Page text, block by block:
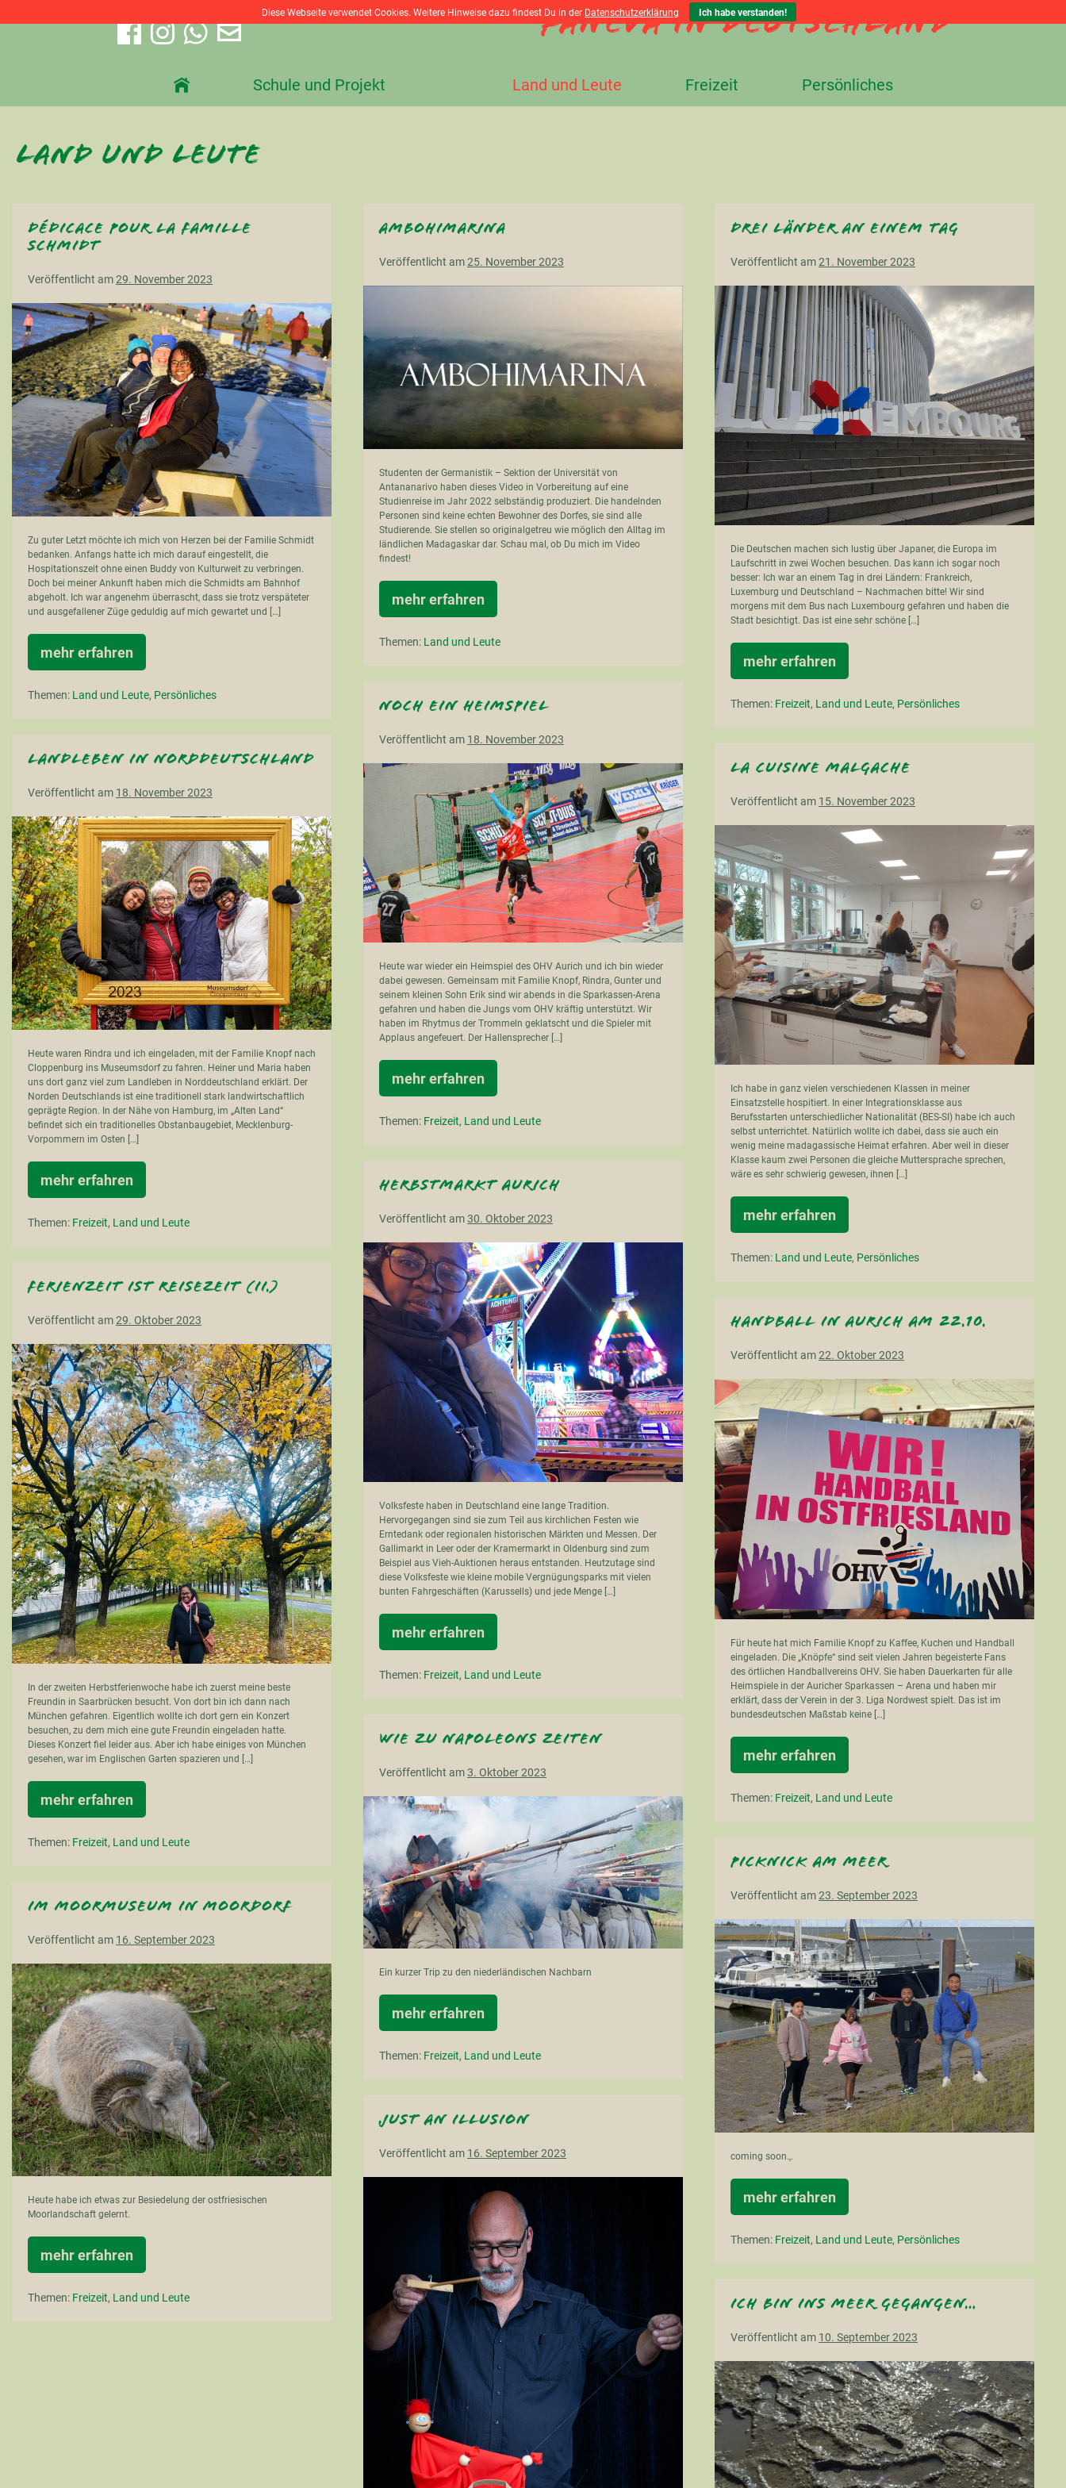
Faneva in Deutschland
Schule und Projekt Land und Leute Freizeit Persönliches
Land und Leute
Dédicace pour la famille
Schmidt
Veröffentlicht am29. November 2023
Dédicace
pour
la
famille
Schmidt
Zu guter Letzt möchte ich mich von Herzen bei der Familie Schmidt
bedanken. Anfangs hatte ich mich darauf eingestellt, die
Hospitationszeit ohne einen Buddy von Kulturweit zu verbringen.
Doch bei meiner Ankunft haben mich die Schmidts am Bahnhof
abgeholt. Ich war angenehm überrascht, dass sie trotz verspäteter
und ausgefallener Züge geduldig auf mich gewartet und […]
mehr erfahren
Dédicace
pour
la
famille
Themen: Land und Leute, Persönliches
Ambohimarina
Veröffentlicht am25. November 2023
Studenten der Germanistik – Sektion der Universität von
Antananarivo haben dieses Video in Vorbereitung auf eine
Studienreise im Jahr 2022 selbständig produziert. Die handelnden
Personen sind keine echten Bewohner des Dorfes, sie sind alle
Studierende. Sie stellen so originalgetreu wie möglich den Alltag im
ländlichen Madagaskar dar. Schau mal, ob Du mich im Video
findest!
mehr erfahren
Ambohimarina
Themen: Land und Leute
Drei Länder an einem Tag
Veröffentlicht am21. November 2023
Drei
Länder
an
einem
Tag
Die Deutschen machen sich lustig über Japaner, die Europa im
Laufschritt in zwei Wochen besuchen. Das kann ich sogar noch
besser: Ich war an einem Tag in drei Ländern: Frankreich,
Luxemburg und Deutschland – Nachmachen bitte! Wir sind
morgens mit dem Bus nach Luxembourg gefahren und haben die
Stadt besichtigt. Das ist eine sehr schöne […]
mehr erfahren
Drei
Länder
an
einem
Themen: Freizeit, Land und Leute, Persönliches
noch ein Heimspiel
Veröffentlicht am 18. November 2023
noch
Heimspiel
Heute war wieder ein Heimspiel des OHV Aurich und ich bin wieder
dabei gewesen. Gemeinsam mit Familie Knopf, Rindra, Gunter und
seinem kleinen Sohn Erik sind wir abends in die Sparkassen-Arena
gefahren und haben die Jungs vom OHV kräftig unterstützt. Wir
haben im Rhytmus der Trommeln geklatscht und die Spieler mit
Applaus angefeuert. Der Hallensprecher […]
mehr erfahren
noch
ein
Heimspiel
Themen: Freizeit, Land und Leute
Landleben in Norddeutschland
Veröffentlicht am 18. November 2023
Landleben
in
Norddeutschland
Heute waren Rindra und ich eingeladen, mit der Familie Knopf nach
Cloppenburg ins Museumsdorf zu fahren. Heiner und Maria haben
uns dort ganz viel zum Landleben in Norddeutschland erklärt. Der
Norden Deutschlands ist eine traditionell stark landwirtschaftlich
geprägte Region. In der Nähe von Hamburg, im „Alten Land“
befindet sich ein traditionelles Obstanbaugebiet, Mecklenburg-
Vorpommern im Osten […]
mehr erfahren
Landleben
in
Norddeutschland
Themen: Freizeit, Land und Leute
La cuisine malgache
Veröffentlicht am 15. November 2023
cuisine
malgache
Ich habe in ganz vielen verschiedenen Klassen in meiner
Einsatzstelle hospitiert. In einer Integrationsklasse aus
Berufsstarten unterschiedlicher Nationalität (BES-SI) habe ich auch
selbst unterrichtet. Natürlich wollte ich dabei, dass sie auch ein
wenig meine madagassische Heimat erfahren. Aber weil in dieser
Klasse kaum zwei Personen die gleiche Muttersprache sprechen,
wäre es sehr schwierig gewesen, ihnen […]
mehr erfahren
La
cuisine
malgache
Themen: Land und Leute, Persönliches
Herbstmarkt Aurich
Veröffentlicht am30. Oktober 2023
Herbstmarkt
Aurich
Volksfeste haben in Deutschland eine lange Tradition.
Hervorgegangen sind sie zum Teil aus kirchlichen Festen wie
Erntedank oder regionalen historischen Märkten und Messen. Der
Gallimarkt in Leer oder der Kramermarkt in Oldenburg sind zum
Beispiel aus Vieh-Auktionen heraus entstanden. Heutzutage sind
diese Volksfeste wie kleine mobile Vergnügungsparks mit vielen
bunten Fahrgeschäften (Karussells) und jede Menge […]
mehr erfahren
Herbstmarkt
Aurich
Themen: Freizeit, Land und Leute
Ferienzeit ist Reisezeit (II.)
Veröffentlicht am29. Oktober 2023
Ferienzeit
ist
Reisezeit
(II.)
In der zweiten Herbstferienwoche habe ich zuerst meine beste
Freundin in Saarbrücken besucht. Von dort bin ich dann nach
München gefahren. Eigentlich wollte ich dort gern ein Konzert
besuchen, zu dem mich eine gute Freundin eingeladen hatte.
Dieses Konzert fiel leider aus. Aber ich habe einiges von München
gesehen, war im Englischen Garten spazieren und […]
mehr erfahren
Ferienzeit
ist
Reisezeit
(II.)
Themen: Freizeit, Land und Leute
Handball in Aurich am 22.10.
Veröffentlicht am22. Oktober 2023
Handball
in
Aurich
am
22.10.
Für heute hat mich Familie Knopf zu Kaffee, Kuchen und Handball
eingeladen. Die „Knöpfe“ sind seit vielen Jahren begeisterte Fans
des örtlichen Handballvereins OHV. Sie haben Dauerkarten für alle
Heimspiele in der Auricher Sparkassen – Arena und haben mir
erklärt, dass der Verein in der 3. Liga Nordwest spielt. Das ist im
bundesdeutschen Maßstab keine […]
mehr erfahren
Handball
in
Aurich
am
Themen: Freizeit, Land und Leute
Wie zu Napoleons Zeiten
Veröffentlicht am3. Oktober 2023
Wie
zu
Napoleons
Zeiten
Ein kurzer Trip zu den niederländischen Nachbarn
mehr erfahren
Wie
zu
Napoleons
Zeiten
Themen: Freizeit, Land und Leute
Picknick am Meer
Veröffentlicht am23. September 2023
Picknick
am
Meer
coming soon.,.
mehr erfahren
Picknick
am
Meer
Themen: Freizeit, Land und Leute, Persönliches
Im Moormuseum in Moordorf
Veröffentlicht am 16. September 2023
Im
Moormuseum
in
Moordorf
Heute habe ich etwas zur Besiedelung der ostfriesischen
Moorlandschaft gelernt.
mehr erfahren
Im
Moormuseum
in
Moordorf
Themen: Freizeit, Land und Leute
just an illusion
Veröffentlicht am 16. September 2023
Ich bin ins Meer gegangen…
Veröffentlicht am 10. September 2023
Ich
bin
ins
Meer
gegangen…
Diese Webseite verwendet Cookies. Weitere Hinweise dazu findest Du in der Datenschutzerklärung Ich habe verstanden!